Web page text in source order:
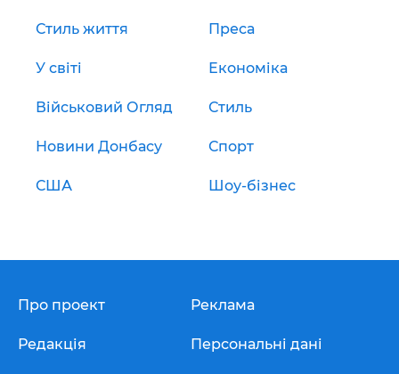
Стиль життя Преса
У світі Економіка
Військовий Огляд Стиль
Новини Донбасу Спорт
США Шоу-бізнес
Про проект
Редакція
Реклама
Персональні дані